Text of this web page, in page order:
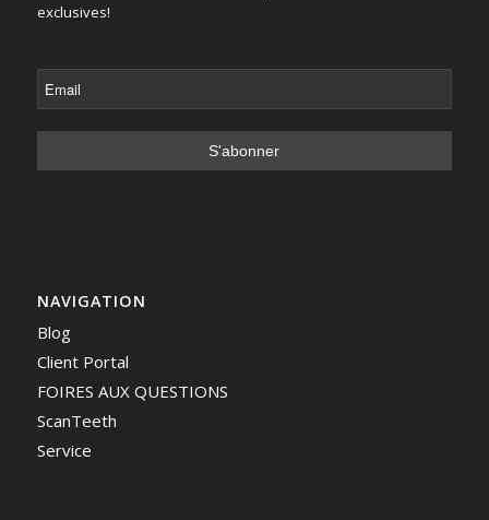
exclusives!
NAVIGATION
Blog
Client Portal
FOIRES AUX QUESTIONS
ScanTeeth
Service